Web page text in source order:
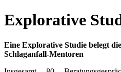
Explorative
Eine Explorative Studie belegt
Schlaganfall-Mentoren